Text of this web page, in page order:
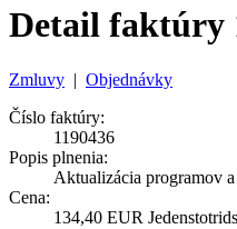
Detail faktúry
Zmluvy | Objednávky
Číslo faktúry:
1190436
Popis plnenia:
Aktualizácia programov
Cena:
134,40 EUR